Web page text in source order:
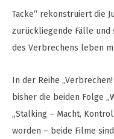
Tacke“ rekonstruiert die
zurückliegende Fälle und
des Verbrechens leben
In der Reihe
bisher die beiden Folge
„Stalking – Macht,
worden – beide Filme